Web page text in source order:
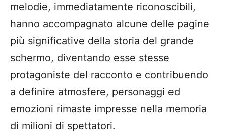
melodie, immediatamente riconoscibili,
hanno accompagnato alcune delle pagine
più significative della storia del grande
schermo, diventando esse stesse
protagoniste del racconto e contribuendo
a definire atmosfere, personaggi ed
emozioni rimaste impresse nella memoria
di milioni di spettatori.